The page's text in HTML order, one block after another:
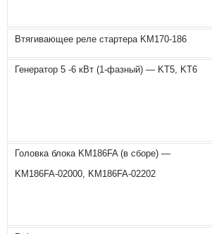
Втягивающее реле стартера KM170-186
Генератор 5 -6 кВт (1-фазный) — KT5, KT6
Головка блока KM186FA (в сборе) —
KM186FA-02000, KM186FA-02202